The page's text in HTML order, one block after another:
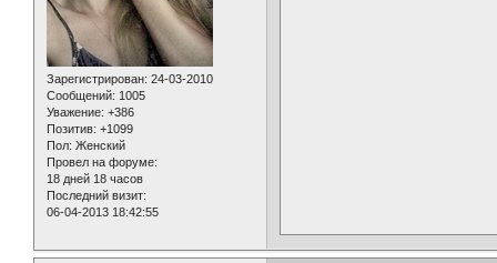
Зарегистрирован: 24-03-2010
Сообщений: 1005
Уважение: +386
Позитив: +1099
Пол: Женский
Провел на форуме:
18 дней 18 часов
Последний визит:
06-04-2013 18:42:55